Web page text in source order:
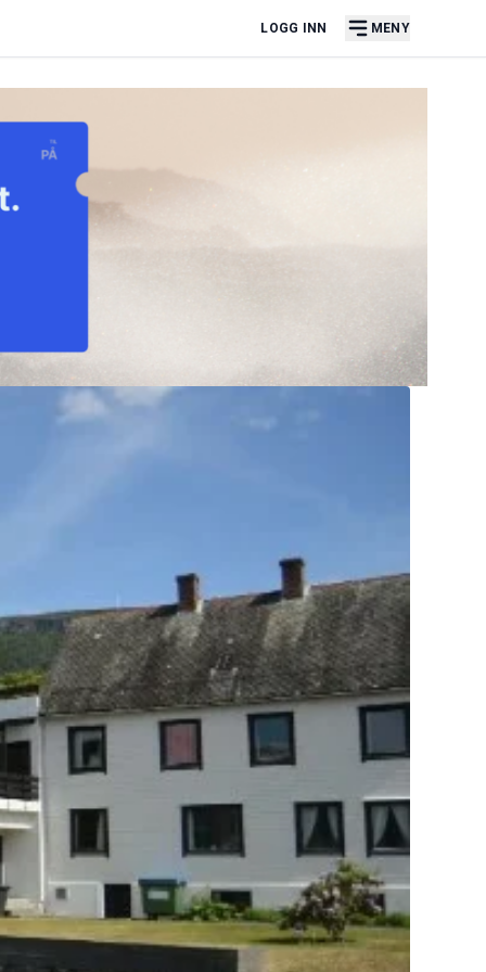
LOGG INN MENY